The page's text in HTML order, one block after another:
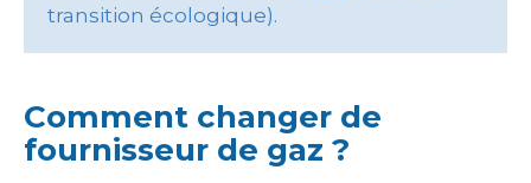
transition écologique).
Comment changer de
fournisseur de gaz ?